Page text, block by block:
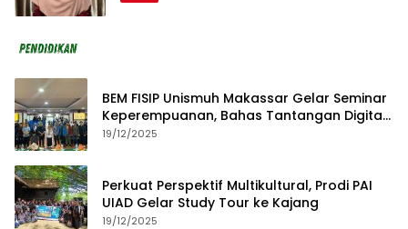
BEM FISIP Unismuh Makassar Gelar Seminar
Keperempuanan, Bahas Tantangan Digital
dan Budaya Lokal
19/12/2025
Perkuat Perspektif Multikultural, Prodi PAI
UIAD Gelar Study Tour ke Kajang
19/12/2025